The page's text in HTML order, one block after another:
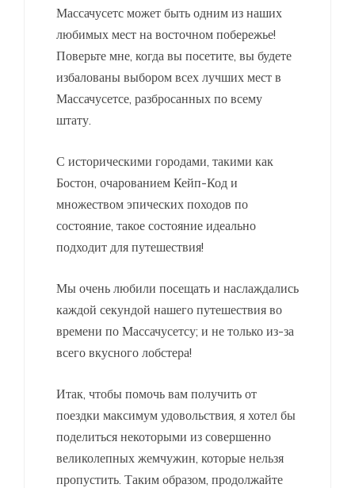
Массачусетс может быть одним из наших
любимых мест на восточном побережье!
Поверьте мне, когда вы посетите, вы будете
избалованы выбором всех лучших мест в
Массачусетсе, разбросанных по всему
штату.
С историческими городами, такими как
Бостон, очарованием Кейп-Код и
множеством эпических походов по
состояние, такое состояние идеально
подходит для путешествия!
Мы очень любили посещать и наслаждались
каждой секундой нашего путешествия во
времени по Массачусетсу; и не только из-за
всего вкусного лобстера!
Итак, чтобы помочь вам получить от
поездки максимум удовольствия, я хотел бы
поделиться некоторыми из совершенно
великолепных жемчужин, которые нельзя
пропустить. Таким образом, продолжайте